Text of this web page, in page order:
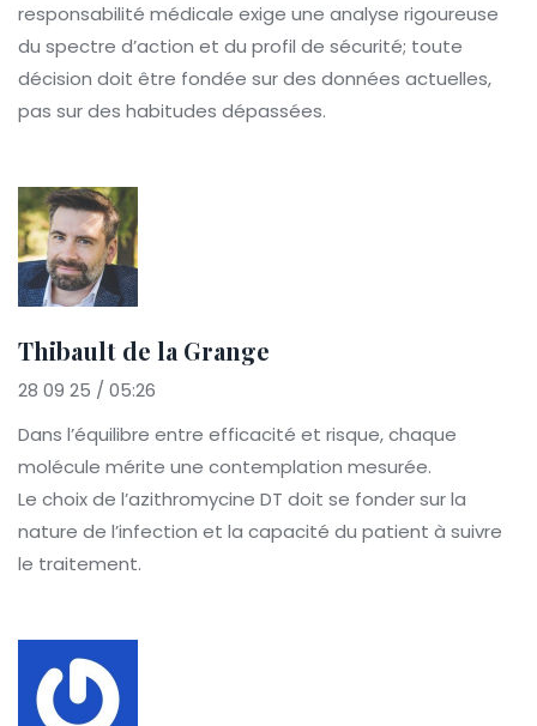
responsabilité médicale exige une analyse rigoureuse
du spectre d’action et du profil de sécurité; toute
décision doit être fondée sur des données actuelles,
pas sur des habitudes dépassées.
Thibault de la Grange
28 09 25 / 05:26
Dans l’équilibre entre efficacité et risque, chaque
molécule mérite une contemplation mesurée.
Le choix de l’azithromycine DT doit se fonder sur la
nature de l’infection et la capacité du patient à suivre
le traitement.